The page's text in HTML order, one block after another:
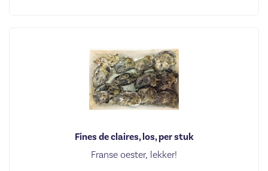
Fines de claires, los, per stuk
Franse oester, lekker!